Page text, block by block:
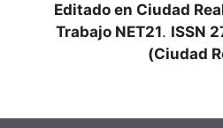
Editado en Ciudad
Trabajo NET21. ISSN
(Ciudad